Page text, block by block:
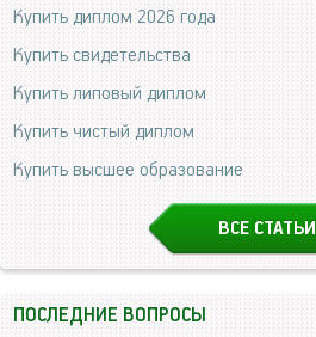
Купить диплом 2026 года
Купить свидетельства
Купить липовый диплом
Купить чистый диплом
Купить высшее образование
ВСЕ СТАТЬИ
ПОСЛЕДНИЕ ВОПРОСЫ